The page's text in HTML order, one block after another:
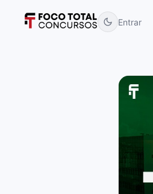
Entrar